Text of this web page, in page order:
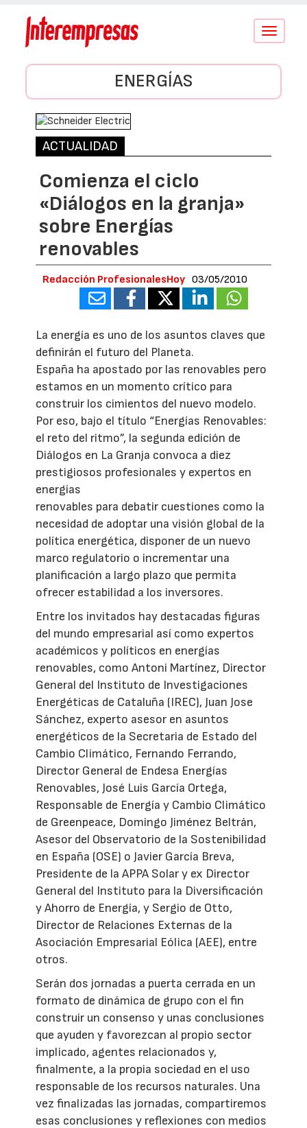
Conmutar
ENERGÍAS
ACTUALIDAD
Comienza el ciclo
«Diálogos en la granja»
sobre Energías
renovables
Redacción ProfesionalesHoy 03/05/2010
La energía es uno de los asuntos claves que
definirán el futuro del Planeta.
España ha apostado por las renovables pero
estamos en un momento crítico para
construir los cimientos del nuevo modelo.
Por eso, bajo el título “Energías Renovables:
el reto del ritmo”, la segunda edición de
Diálogos en La Granja convoca a diez
prestigiosos profesionales y expertos en
energías
renovables para debatir cuestiones como la
necesidad de adoptar una visión global de la
política energética, disponer de un nuevo
marco regulatorio o incrementar una
planificación a largo plazo que permita
ofrecer estabilidad a los inversores.
Entre los invitados hay destacadas figuras
del mundo empresarial así como expertos
académicos y políticos en energías
renovables, como Antoni Martínez, Director
General del Instituto de Investigaciones
Energéticas de Cataluña (IREC), Juan Jose
Sánchez, experto asesor en asuntos
energéticos de la Secretaria de Estado del
Cambio Climático, Fernando Ferrando,
Director General de Endesa Energías
Renovables, José Luis García Ortega,
Responsable de Energía y Cambio Climático
de Greenpeace, Domingo Jiménez Beltrán,
Asesor del Observatorio de la Sostenibilidad
en España (OSE) o Javier García Breva,
Presidente de la APPA Solar y ex Director
General del Instituto para la Diversificación
y Ahorro de Energía, y Sergio de Otto,
Director de Relaciones Externas de la
Asociación Empresarial Eólica (AEE), entre
otros.
Serán dos jornadas a puerta cerrada en un
formato de dinámica de grupo con el fin
construir un consenso y unas conclusiones
que ayuden y favorezcan al propio sector
implicado, agentes relacionados y,
finalmente, a la propia sociedad en el uso
responsable de los recursos naturales. Una
vez finalizadas las jornadas, compartiremos
esas conclusiones y reflexiones con medios